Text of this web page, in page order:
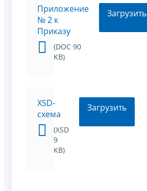
Приложение
№ 2 к
Приказу
(DOC 90
KB)
Загрузить
XSD-
схема
(XSD
9
KB)
Загрузить